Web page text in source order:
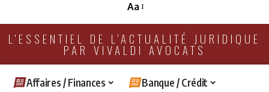
Aa
L'ESSENTIEL DE L'ACTUALITÉ JURIDIQUE
PAR VIVALDI AVOCATS
Affaires / Finances
Banque / Crédit